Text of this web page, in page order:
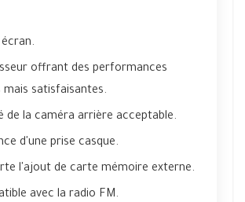
offrant des performances
mais satisfaisantes.
de la caméra arrière acceptable.
d'une prise casque.
l'ajout de carte mémoire externe.
avec la radio FM.